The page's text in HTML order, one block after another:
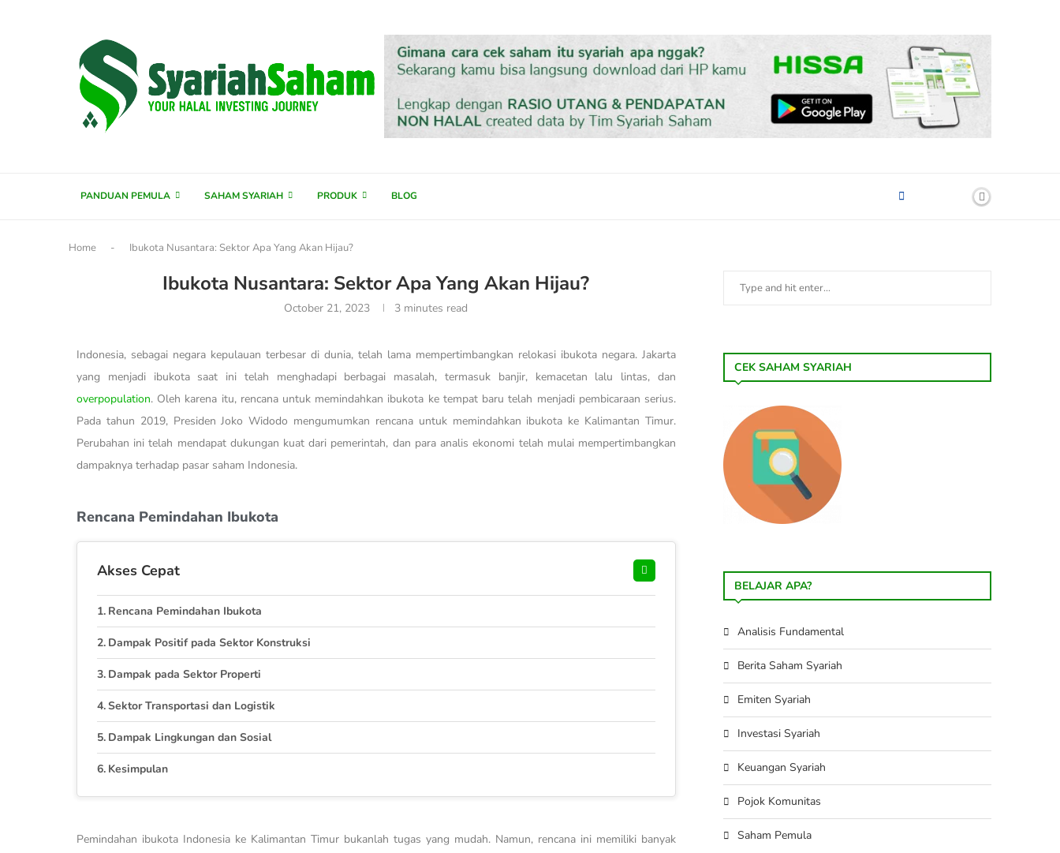
PANDUAN PEMULA SAHAM SYARIAH PRODUK BLOG
Home - Ibukota Nusantara: Sektor Apa Yang Akan Hijau?
Ibukota Nusantara: Sektor Apa Yang Akan Hijau?
October 21, 2023 3 minutes read
Indonesia, sebagai negara kepulauan terbesar di dunia, telah lama mempertimbangkan relokasi ibukota negara. Jakarta
yang menjadi ibukota saat ini telah menghadapi berbagai masalah, termasuk banjir, kemacetan lalu lintas, dan
overpopulation. Oleh karena itu, rencana untuk memindahkan ibukota ke tempat baru telah menjadi pembicaraan serius.
Pada tahun 2019, Presiden Joko Widodo mengumumkan rencana untuk memindahkan ibukota ke Kalimantan Timur.
Perubahan ini telah mendapat dukungan kuat dari pemerintah, dan para analis ekonomi telah mulai mempertimbangkan
dampaknya terhadap pasar saham Indonesia.
Rencana Pemindahan Ibukota
Akses Cepat
Rencana Pemindahan Ibukota
Dampak Positif pada Sektor Konstruksi
Dampak pada Sektor Properti
Sektor Transportasi dan Logistik
Dampak Lingkungan dan Sosial
Kesimpulan
Pemindahan ibukota Indonesia ke Kalimantan Timur bukanlah tugas yang mudah. Namun, rencana ini memiliki banyak
CEK SAHAM SYARIAH
BELAJAR APA?
Analisis Fundamental
Berita Saham Syariah
Emiten Syariah
Investasi Syariah
Keuangan Syariah
Pojok Komunitas
Saham Pemula